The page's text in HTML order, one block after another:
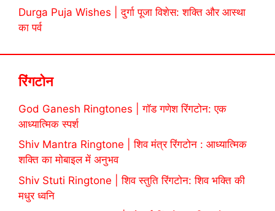
Durga Puja Wishes | दुर्गा पूजा विशेस: शक्ति और आस्था
का पर्व
रिंगटोन
God Ganesh Ringtones | गॉड गणेश रिंगटोन: एक
आध्यात्मिक स्पर्श
Shiv Mantra Ringtone | शिव मंत्र रिंगटोन : आध्यात्मिक
शक्ति का मोबाइल में अनुभव
Shiv Stuti Ringtone | शिव स्तुति रिंगटोन: शिव भक्ति की
मधुर ध्वनि